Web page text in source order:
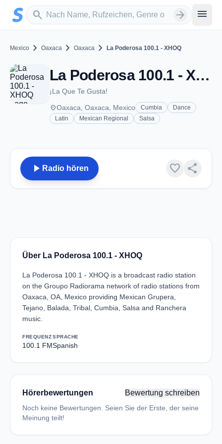
Zum Hauptinhalt springen
search
Sender suchen arrow_forward menu
Mexico chevron_right Oaxaca chevron_right Oaxaca chevron_right La Poderosa 100.1 - XHOQ
La Poderosa 100.1 - XHOQ - FM 100.1 - Oaxaca, OA
¡La Que Te Gusta!
placeOaxaca, Oaxaca, Mexico Cumbia
Dance
Latin
Mexican Regional Salsa
play_arrow Radio hören favorite share
Über La Poderosa 100.1 - XHOQ
La Poderosa 100.1 - XHOQ is a broadcast radio station
on the Groupo Radiorama network of radio stations from
Oaxaca, OA, Mexico providing Mexican Grupera,
Tejano, Balada, Tribal, Cumbia, Salsa and Ranchera
music.
FREQUENZ
100.1 FM
SPRACHE
Spanish
Hörerbewertungen Bewertung schreiben
Noch keine Bewertungen. Seien Sie der Erste, der seine
Meinung teilt!